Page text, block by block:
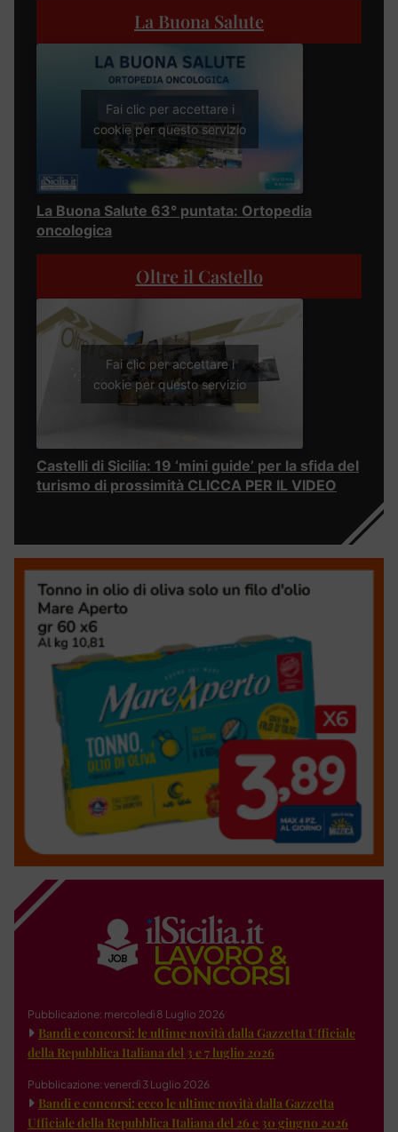
La Buona Salute
Fai clic per accettare i
cookie per questo servizio
La Buona Salute 63° puntata: Ortopedia
oncologica
Oltre il Castello
Fai clic per accettare i
cookie per questo servizio
Castelli di Sicilia: 19 ‘mini guide’ per la sfida del
turismo di prossimità CLICCA PER IL VIDEO
Pubblicazione: mercoledì 8 Luglio 2026
Bandi e concorsi: le ultime novità dalla Gazzetta Ufficiale
della Repubblica Italiana del 3 e 7 luglio 2026
Pubblicazione: venerdì 3 Luglio 2026
Bandi e concorsi: ecco le ultime novità dalla Gazzetta
Ufficiale della Repubblica Italiana del 26 e 30 giugno 2026